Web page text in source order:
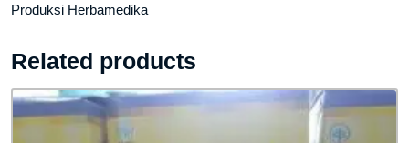
Produksi Herbamedika
Related products